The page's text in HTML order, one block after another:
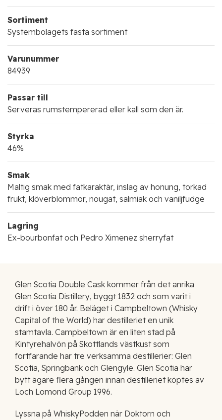
Sortiment
Systembolagets fasta sortiment
Varunummer
84939
Passar till
Serveras rumstempererad eller kall som den är.
Styrka
46%
Smak
Maltig smak med fatkaraktär, inslag av honung, torkad
frukt, klöverblommor, nougat, salmiak och vaniljfudge
Lagring
Ex-bourbonfat och Pedro Ximenez sherryfat
Glen Scotia Double Cask kommer från det anrika
Glen Scotia Distillery, byggt 1832 och som varit i
drift i över 180 år. Beläget i Campbeltown (Whisky
Capital of the World) har destilleriet en unik
stamtavla. Campbeltown är en liten stad på
Kintyrehalvön på Skottlands västkust som
fortfarande har tre verksamma destillerier: Glen
Scotia, Springbank och Glengyle. Glen Scotia har
bytt ägare flera gången innan destilleriet köptes av
Loch Lomond Group 1996.
Lyssna på WhiskyPodden när Doktorn och